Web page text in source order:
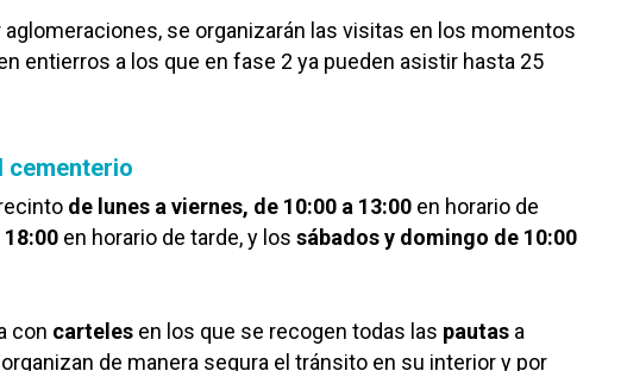
aglomeraciones, se organizarán las visitas en los momentos
entierros a los que en fase 2 ya pueden asistir hasta 25
cementerio
de lunes a viernes, de 10:00 a 13:00 en horario de
18:00 en horario de tarde, y los sábados y domingo de 10:00
con carteles en los que se recogen todas las pautas a
de manera segura el tránsito en su interior y por